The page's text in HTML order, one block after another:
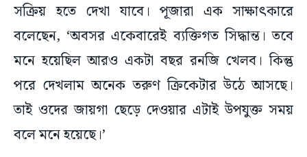
সক্রিয় হতে দেখা যাবে। পূজারা এক সাক্ষাৎকারে
বলেছেন, ‘অবসর একেবারেই ব্যক্তিগত সিদ্ধান্ত। তবে
মনে হয়েছিল আরও একটা বছর রনজি খেলব। কিন্তু
পরে দেখলাম অনেক তরুণ ক্রিকেটার উঠে আসছে।
তাই ওদের জায়গা ছেড়ে দেওয়ার এটাই উপযুক্ত সময়
বলে মনে হয়েছে।’